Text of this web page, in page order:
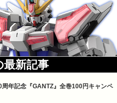
最新記事
周年記念『GANTZ』全巻100円キャンペ